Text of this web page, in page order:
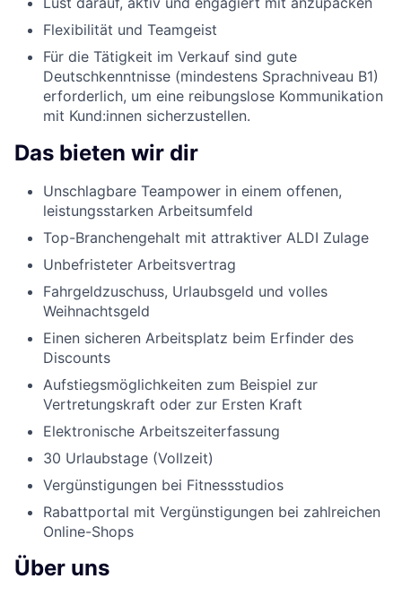
Flexibilität und Teamgeist
Für die Tätigkeit im Verkauf sind gute
Deutschkenntnisse (mindestens Sprachniveau B1)
erforderlich, um eine reibungslose Kommunikation
mit Kund:innen sicherzustellen.
Das bieten wir dir
Unschlagbare Teampower in einem offenen,
leistungsstarken Arbeitsumfeld
Top-Branchengehalt mit attraktiver ALDI Zulage
Unbefristeter Arbeitsvertrag
Fahrgeldzuschuss, Urlaubsgeld und volles
Weihnachtsgeld
Einen sicheren Arbeitsplatz beim Erfinder des
Discounts
Aufstiegsmöglichkeiten zum Beispiel zur
Vertretungskraft oder zur Ersten Kraft
Elektronische Arbeitszeiterfassung
30 Urlaubstage (Vollzeit)
Vergünstigungen bei Fitnessstudios
Rabattportal mit Vergünstigungen bei zahlreichen
Online-Shops
Über uns